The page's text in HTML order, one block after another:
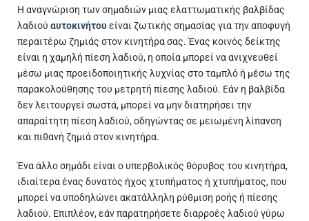
Η αναγνώριση των σημαδιών μιας ελαττωματικής βαλβίδας
λαδιού αυτοκινήτου είναι ζωτικής σημασίας για την αποφυγή
περαιτέρω ζημιάς στον κινητήρα σας. Ένας κοινός δείκτης
είναι η χαμηλή πίεση λαδιού, η οποία μπορεί να ανιχνευθεί
μέσω μιας προειδοποιητικής λυχνίας στο ταμπλό ή μέσω της
παρακολούθησης του μετρητή πίεσης λαδιού. Εάν η βαλβίδα
δεν λειτουργεί σωστά, μπορεί να μην διατηρήσει την
απαραίτητη πίεση λαδιού, οδηγώντας σε μειωμένη λίπανση
και πιθανή ζημιά στον κινητήρα.
Ένα άλλο σημάδι είναι ο υπερβολικός θόρυβος του κινητήρα,
ιδιαίτερα ένας δυνατός ήχος χτυπήματος ή χτυπήματος, που
μπορεί να υποδηλώνει ακατάλληλη ρύθμιση ροής ή πίεσης
λαδιού. Επιπλέον, εάν παρατηρήσετε διαρροές λαδιού γύρω